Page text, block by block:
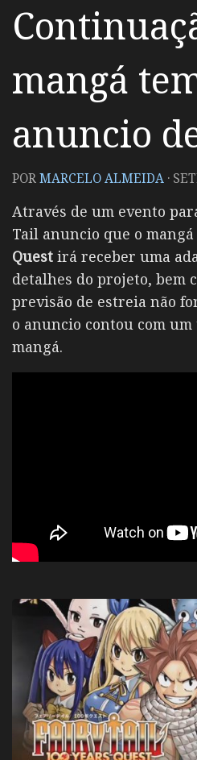
mangá
anuncio
PORMARCELO ALMEIDA ·
Através de um evento
Tail anuncio que o mangá
Quest irá receber uma
detalhes do projeto, bem
previsão de estreia não
o anuncio contou com um
mangá.